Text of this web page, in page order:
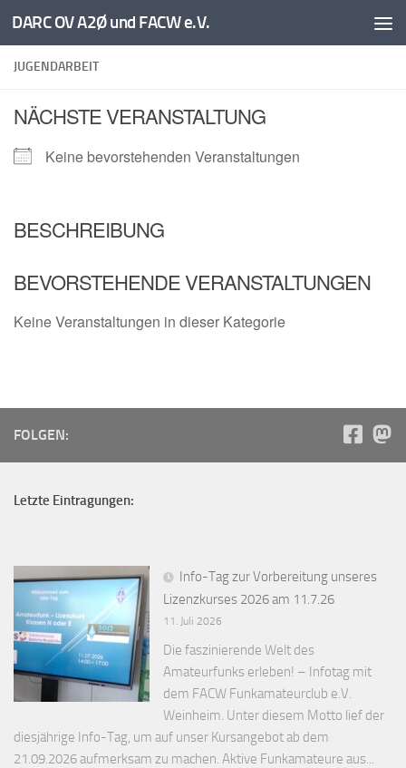
Unter dem Inhalt
DARC OV A2Ø und FACW e.V.
JUGENDARBEIT
NÄCHSTE VERANSTALTUNG
Keine bevorstehenden Veranstaltungen
BESCHREIBUNG
BEVORSTEHENDE VERANSTALTUNGEN
Keine Veranstaltungen in dieser Kategorie
FOLGEN:
Letzte Eintragungen:
Info-Tag zur Vorbereitung unseres
Lizenzkurses 2026 am 11.7.26
11. Juli 2026
Die faszinierende Welt des
Amateurfunks erleben! – Infotag mit
dem FACW Funkamateurclub e.V.
Weinheim. Unter diesem Motto lief der
diesjährige Info-Tag, um auf unser Kursangebot ab dem
21.09.2026 aufmerksam zu machen. Aktive Funkamateure aus...